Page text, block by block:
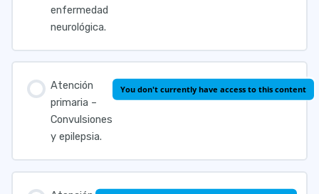
enfermedad
neurológica.
Atención
primaria –
Convulsiones
y epilepsia.
You don't currently have access to this content